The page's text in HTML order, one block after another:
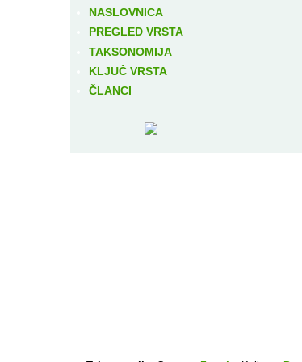
NASLOVNICA
PREGLED VRSTA
TAKSONOMIJA
KLJUČ VRSTA
ČLANCI